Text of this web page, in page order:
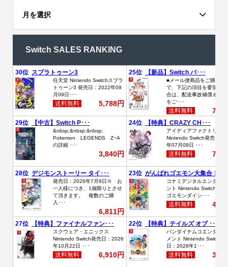
月を選択
Switch SALES RANKING